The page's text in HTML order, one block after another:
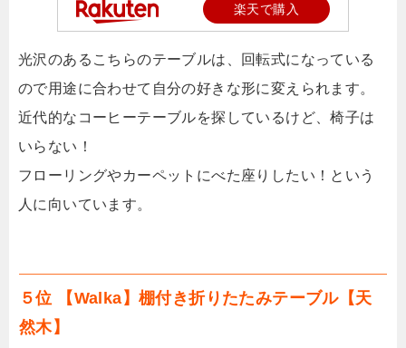
楽天で購入
光沢のあるこちらのテーブルは、回転式になっている
ので用途に合わせて自分の好きな形に変えられます。
近代的なコーヒーテーブルを探しているけど、椅子は
いらない！
フローリングやカーペットにべた座りしたい！という
人に向いています。
５位 【Walka】棚付き折りたたみテーブル【天
然木】